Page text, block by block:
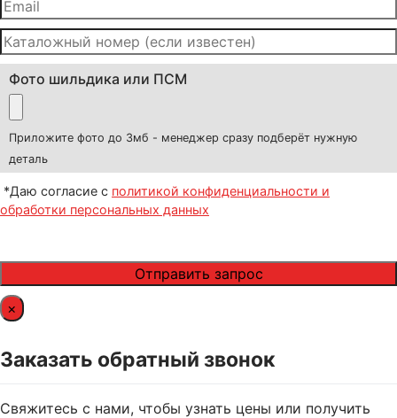
Фото шильдика или ПСМ
Приложите фото до 3мб - менеджер сразу подберёт нужную
деталь
*Даю согласие с политикой конфиденциальности и
обработки персональных данных
×
Заказать обратный звонок
Свяжитесь с нами, чтобы узнать цены или получить